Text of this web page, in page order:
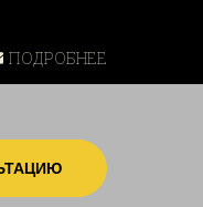
ПОДРОБНЕЕ